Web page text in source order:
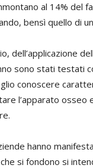
al 14% del
bensì quello di
dell’applicazione
sono stati testati
conoscere
l’apparato osseo
hanno
si fondono si